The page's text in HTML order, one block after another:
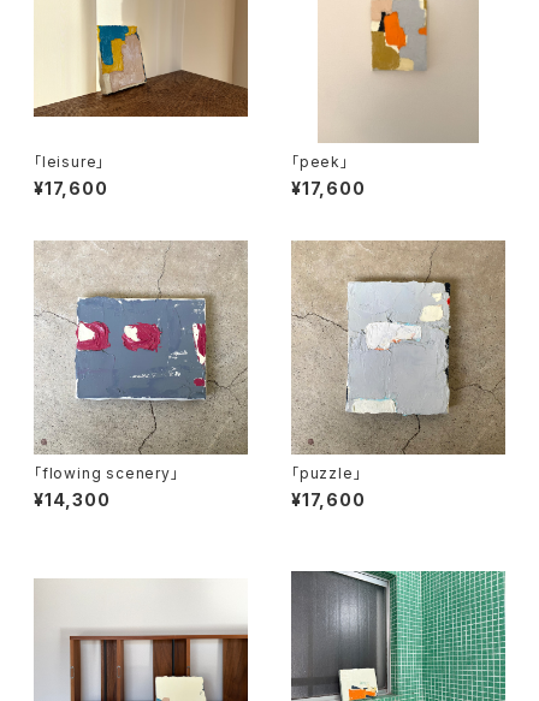
「leisure」
¥17,600
「peek」
¥17,600
「flowing scenery」
¥14,300
「puzzle」
¥17,600